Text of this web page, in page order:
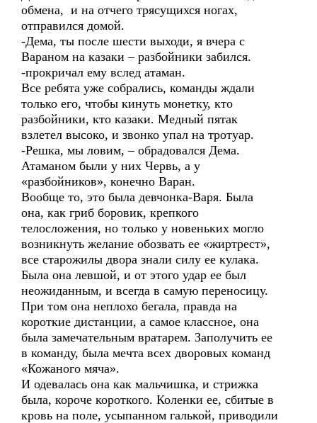
обмена, и на отчего трясущихся ногах,
отправился домой.
-Дема, ты после шести выходи, я вчера с
Вараном на казаки – разбойники забился.
-прокричал ему вслед атаман.
Все ребята уже собрались, команды ждали
только его, чтобы кинуть монетку, кто
разбойники, кто казаки. Медный пятак
взлетел высоко, и звонко упал на тротуар.
-Решка, мы ловим, – обрадовался Дема.
Атаманом были у них Червь, а у
«разбойников», конечно Варан.
Вообще то, это была девчонка-Варя. Была
она, как гриб боровик, крепкого
телосложения, но только у новеньких могло
возникнуть желание обозвать ее «жиртрест»,
все старожилы двора знали силу ее кулака.
Была она левшой, и от этого удар ее был
неожиданным, и всегда в самую переносицу.
При том она неплохо бегала, правда на
короткие дистанции, а самое классное, она
была замечательным вратарем. Заполучить ее
в команду, была мечта всех дворовых команд
«Кожаного мяча».
И одевалась она как мальчишка, и стрижка
была, короче короткого. Коленки ее, сбитые в
кровь на поле, усыпанном галькой, приводили